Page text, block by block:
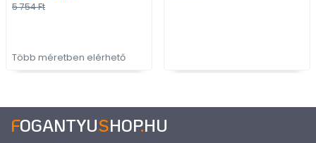
5 754 Ft
Több méretben elérhető
FOGANTYUSHOP.HU